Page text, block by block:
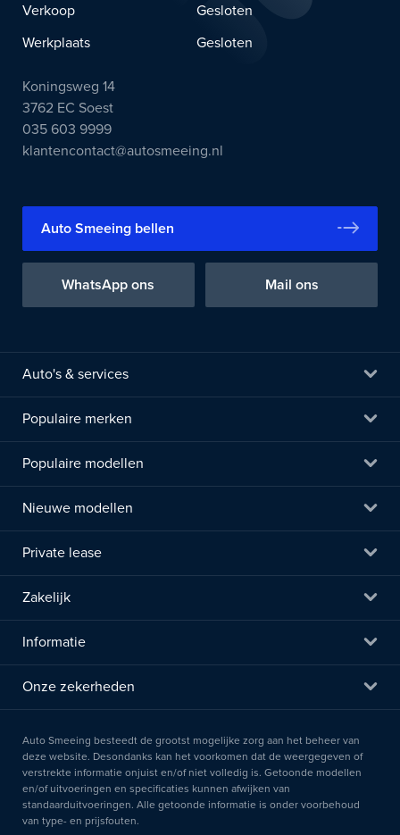
Verkoop
Gesloten
Werkplaats
Gesloten
Koningsweg 14
3762 EC Soest
035 603 9999
klantencontact@autosmeeing.nl
Auto Smeeing bellen
WhatsApp ons Mail ons
Auto's & services
Populaire merken
Populaire modellen
Nieuwe modellen
Private lease
Zakelijk
Informatie
Onze zekerheden
Auto Smeeing besteedt de grootst mogelijke zorg aan het beheer van
deze website. Desondanks kan het voorkomen dat de weergegeven of
verstrekte informatie onjuist en/of niet volledig is. Getoonde modellen
en/of uitvoeringen en specificaties kunnen afwijken van
standaarduitvoeringen. Alle getoonde informatie is onder voorbehoud
van type- en prijsfouten.